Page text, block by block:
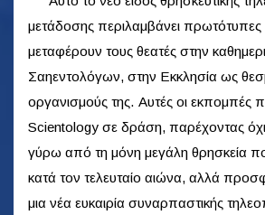
μετάδοσης περιλαμβάνει
μεταφέρουν τους θεατές στην
Σαηεντολόγων, στην Εκκλησία ως
οργανισμούς της. Αυτές οι εκπομπές
Scientology σε δράση, παρέχοντας
γύρω από τη μόνη μεγάλη θρησκεία
κατά τον τελευταίο αιώνα, αλλά
μια νέα ευκαιρία συναρπαστικής